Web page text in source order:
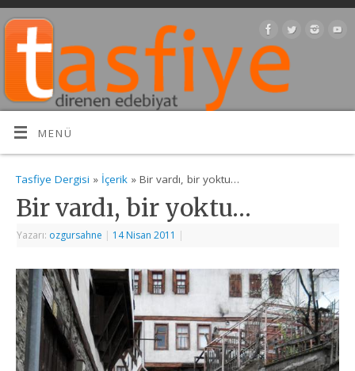
MENÜ
Tasfiye Dergisi » İçerik » Bir vardı, bir yoktu…
Bir vardı, bir yoktu…
Yazarı: ozgursahne | 14 Nisan 2011 |